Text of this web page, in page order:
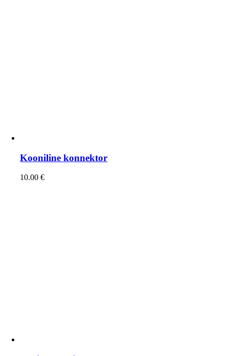
Kooniline konnektor
10.00€